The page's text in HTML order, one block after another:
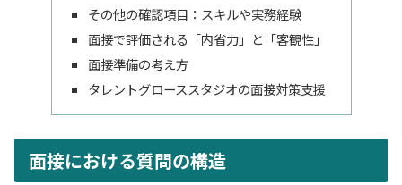
その他の確認項目：スキルや実務経験
面接で評価される「内省力」と「客観性」
面接準備の考え方
タレントグローススタジオの面接対策支援
面接における質問の構造